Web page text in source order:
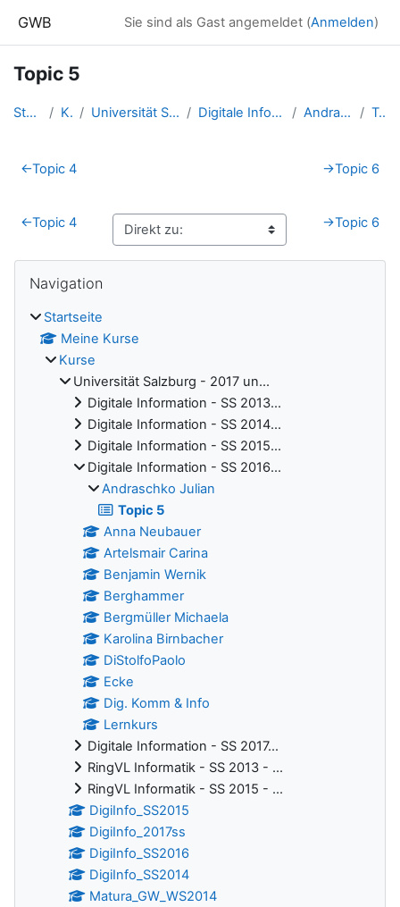
GWB Sie sind als Gast angemeldet (Anmelden)
Topic 5
Startseite Kurse Universität Salzburg - 2017 un... Digitale Information - SS 2016... Andraschko Julian Topic 5
Abschnittsübersicht
←Topic 4 →Topic 6
←Topic 4 →Topic 6
Navigation
Startseite
Meine Kurse
Kurse
Universität Salzburg - 2017 un...
Digitale Information - SS 2013...
Digitale Information - SS 2014...
Digitale Information - SS 2015...
Digitale Information - SS 2016...
Andraschko Julian
Topic 5
Anna Neubauer
Artelsmair Carina
Benjamin Wernik
Berghammer
Bergmüller Michaela
Karolina Birnbacher
DiStolfoPaolo
Ecke
Dig. Komm & Info
Lernkurs
Digitale Information - SS 2017...
RingVL Informatik - SS 2013 - ...
RingVL Informatik - SS 2015 - ...
DigiInfo_SS2015
DigiInfo_2017ss
DigiInfo_SS2016
DigiInfo_SS2014
Matura_GW_WS2014